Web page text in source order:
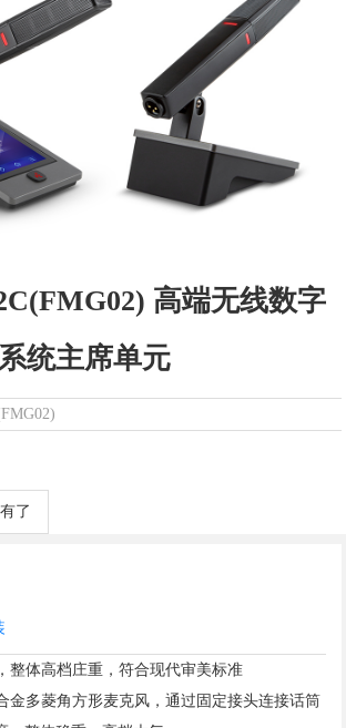
高端无线数字
统主席单元
了
整体高档庄重，符合现代审美标准
多菱角方形麦克风，通过固定接头连接话筒